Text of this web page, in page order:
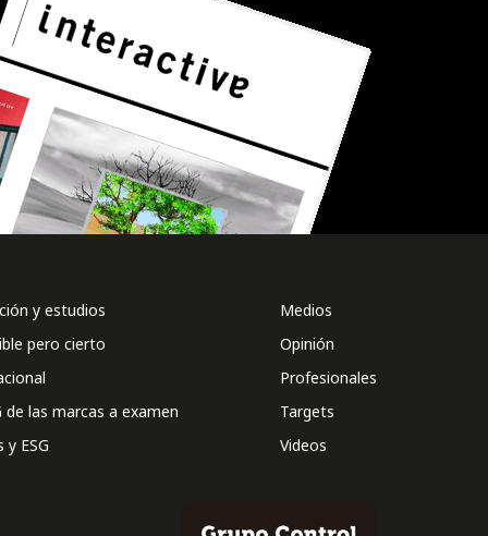
y estudios
pero cierto
de las marcas a examen
y ESG
Medios
Opinión
Profesionales
Targets
Videos